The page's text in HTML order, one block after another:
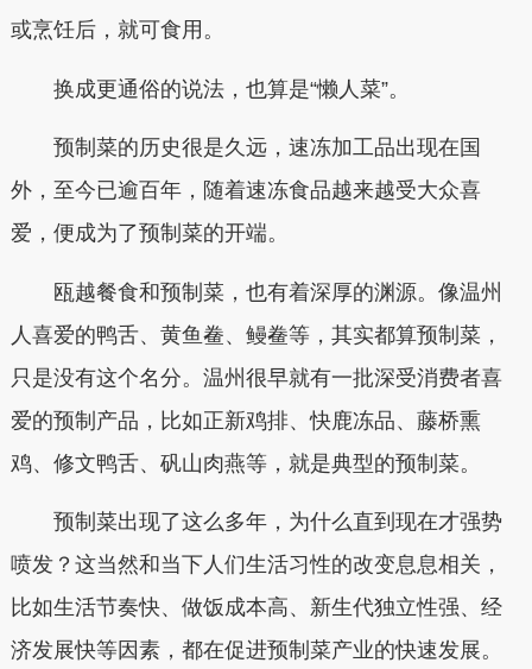
或烹饪后，就可食用。
换成更通俗的说法，也算是“懒人菜”。
预制菜的历史很是久远，速冻加工品出现在国
外，至今已逾百年，随着速冻食品越来越受大众喜
爱，便成为了预制菜的开端。
瓯越餐食和预制菜，也有着深厚的渊源。像温州
人喜爱的鸭舌、黄鱼鲞、鳗鲞等，其实都算预制菜，
只是没有这个名分。温州很早就有一批深受消费者喜
爱的预制产品，比如正新鸡排、快鹿冻品、藤桥熏
鸡、修文鸭舌、矾山肉燕等，就是典型的预制菜。
预制菜出现了这么多年，为什么直到现在才强势
喷发？这当然和当下人们生活习性的改变息息相关，
比如生活节奏快、做饭成本高、新生代独立性强、经
济发展快等因素，都在促进预制菜产业的快速发展。